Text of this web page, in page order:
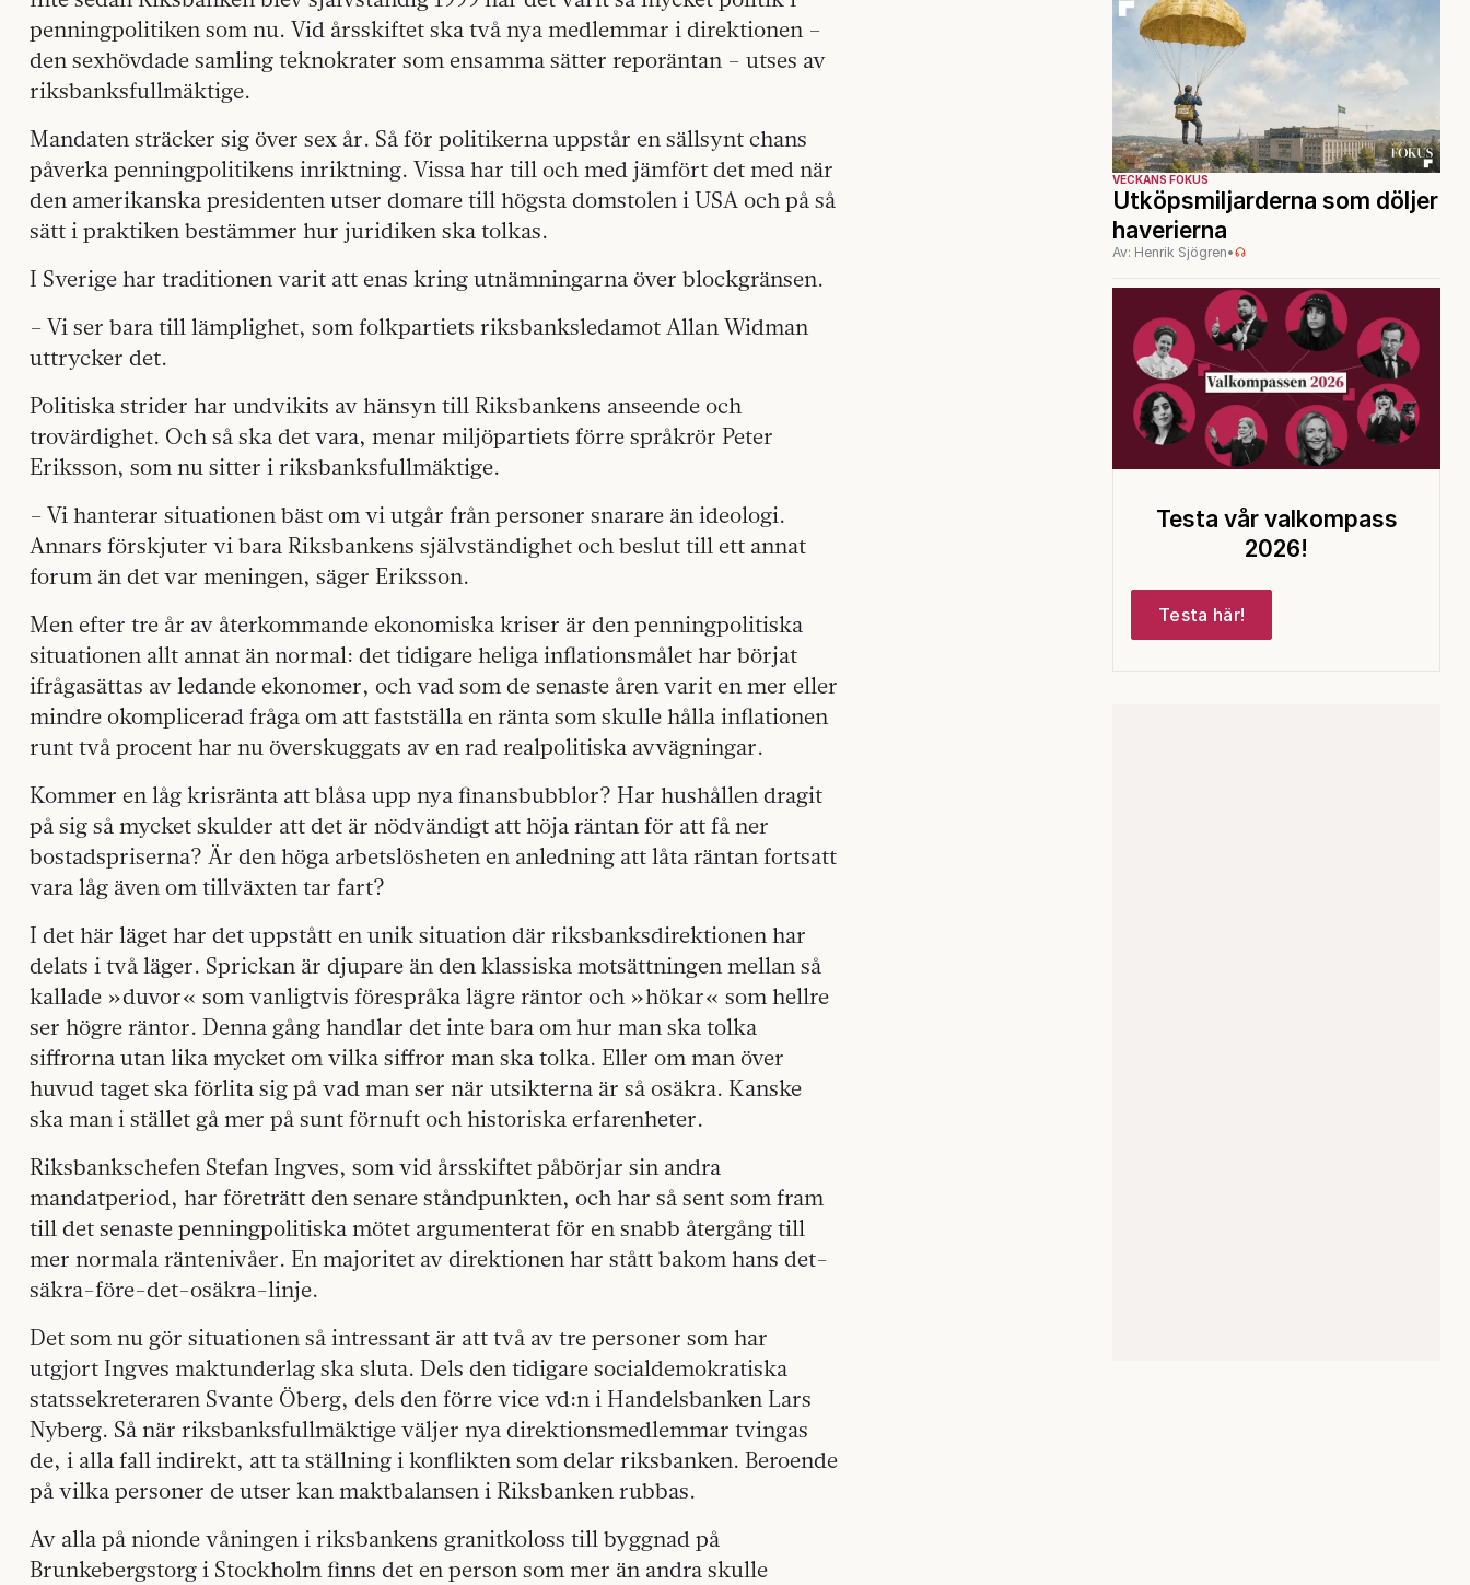
penningpolitiken som nu. Vid årsskiftet ska två nya medlemmar i direktionen –
den sexhövdade samling teknokrater som ensamma sätter reporäntan – utses av
riksbanksfullmäktige.
Mandaten sträcker sig över sex år. Så för politikerna uppstår en sällsynt chans
påverka penningpolitikens inriktning. Vissa har till och med jämfört det med när
den amerikanska presidenten utser domare till högsta domstolen i USA och på så
sätt i praktiken bestämmer hur juridiken ska tolkas.
I Sverige har traditionen varit att enas kring utnämningarna över blockgränsen.
– Vi ser bara till lämplighet, som folkpartiets riksbanksledamot Allan Widman
uttrycker det.
Politiska strider har undvikits av hänsyn till Riksbankens anseende och
trovärdighet. Och så ska det vara, menar miljö­partiets förre språkrör Peter
Eriksson, som nu sitter i riksbanksfullmäktige.
– Vi hanterar situationen bäst om vi utgår från personer snarare än ideologi.
Annars förskjuter vi bara Riksbankens självständighet och beslut till ett annat
forum än det var meningen, säger Eriksson.
Men efter tre år av återkommande ekonomiska kriser är den penningpolitiska
situationen allt annat än normal: det tidigare heliga inflationsmålet har börjat
ifrågasättas av ledande ekonomer, och vad som de senaste åren varit en mer eller
mindre okomplicerad fråga om att fastställa en ränta som skulle hålla inflationen
runt två procent har nu överskuggats av en rad realpolitiska avvägningar.
Kommer en låg krisränta att blåsa upp nya finansbubblor? Har hushållen dragit
på sig så mycket skulder att det är nödvändigt att höja räntan för att få ner
bostadspriserna? Är den höga arbetslösheten en anledning att låta räntan fortsatt
vara låg även om tillväxten tar fart?
I det här läget har det uppstått en unik situation där riksbanksdirektionen har
delats i två läger. Sprickan är djupare än den klassiska motsättningen mellan så
kallade »duvor« som vanligtvis förespråka lägre räntor och »hökar« som hellre
ser högre räntor. Denna gång handlar det inte bara om hur man ska tolka
siffrorna utan lika mycket om vilka siffror man ska tolka. Eller om man över
huvud taget ska förlita sig på vad man ser när utsikterna är så osäkra. Kanske
ska man i stället gå mer på sunt förnuft och historiska erfarenheter.
Riksbankschefen Stefan Ingves, som vid årsskiftet påbörjar sin andra
mandatperiod, har företrätt den senare ståndpunkten, och har så sent som fram
till det senaste penningpolitiska mötet argumenterat för en snabb återgång till
mer normala räntenivåer. En majoritet av direktionen har stått bakom hans det-
säkra-före-det-osäkra-linje.
Det som nu gör situationen så intressant är att två av tre personer som har
utgjort Ingves maktunderlag ska sluta. Dels den tidigare socialdemokratiska
statssekreteraren Svante Öberg, dels den förre vice vd:n i Handelsbanken Lars
Nyberg. Så när riksbanksfullmäktige väljer nya direktionsmedlemmar tvingas
de, i alla fall indirekt, att ta ställning i konflikten som delar riksbanken. Beroende
på vilka personer de utser kan maktbalansen i Riksbanken rubbas.
Av alla på nionde våningen i riksbankens granitkoloss till byggnad på
Brunkebergstorg i Stockholm finns det en person som mer än andra skulle
VECKANS FOKUS
Utköpsmiljarderna som döljer
haverierna
Av: Henrik Sjögren•
Testa vår valkompass
2026!
Testa här!